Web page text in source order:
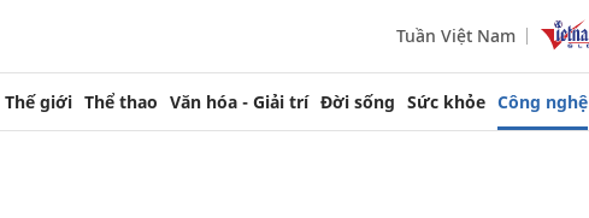
Tuần Việt Nam
Thế giới Thể thao Văn hóa - Giải trí Đời sống Sức khỏe Công nghệ